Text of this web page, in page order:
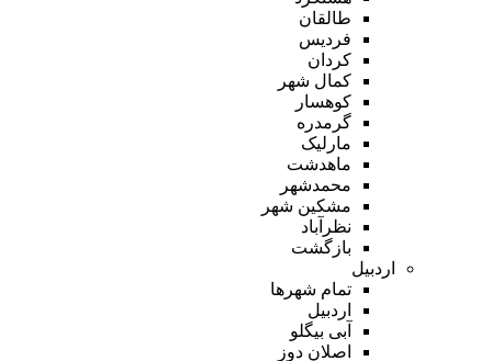
طالقان
فردیس
کردان
کمال شهر
کوهسار
گرمدره
مارلیک
ماهدشت
محمدشهر
مشکین شهر
نظرآباد
بازگشت
اردبیل
تمام شهر‌ها
اردبیل
آبی بیگلو
اصلان دوز